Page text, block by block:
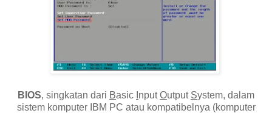
BIOS, singkatan dari Basic nputOutput System, dalam
sistem komputer IBM PC atau kompatibelnya (komputer